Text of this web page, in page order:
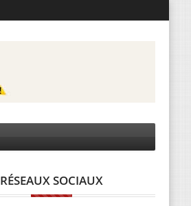
RÉSEAUX SOCIAUX